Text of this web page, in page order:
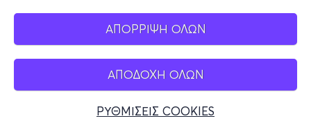
ΑΠΟΡΡΙΨΗ ΟΛΩΝ
ΑΠΟΔΟΧΗ ΟΛΩΝ
ΡΥΘΜΙΣΕΙΣ COOKIES